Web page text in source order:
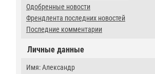
Одобренные новости
Френдлента последних новостей
Последние комментарии
Личные данные
Имя: Александр